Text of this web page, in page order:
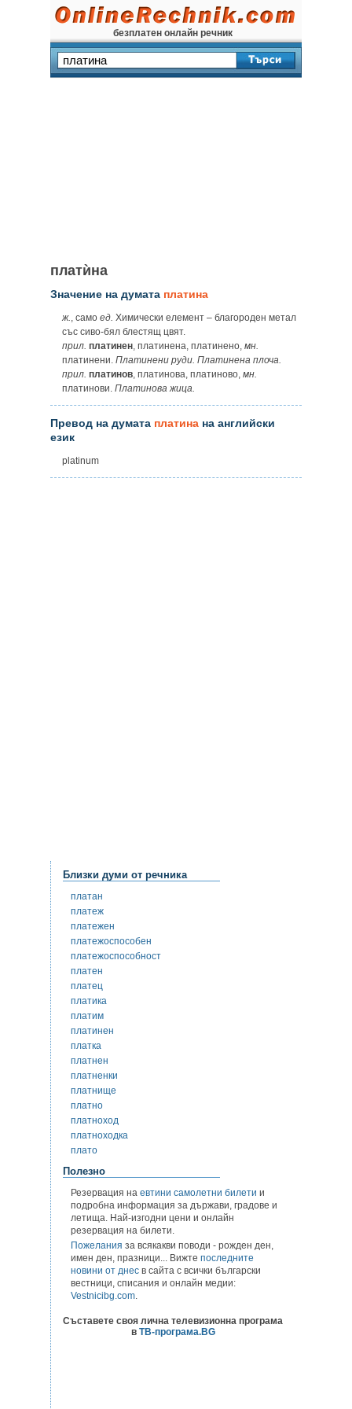
безплатен онлайн речник
платѝна
Значение на думата платина
ж., само ед. Химически елемент – благороден метал
със сиво-бял блестящ цвят.
прил. платинен, платинена, платинено, мн.
платинени. Платинени руди. Платинена плоча.
прил. платинов, платинова, платиново, мн.
платинови. Платинова жица.
Превод на думата платина на английски
език
platinum
Близки думи от речника
платан
платеж
платежен
платежоспособен
платежоспособност
платен
платец
платика
платим
платинен
платка
платнен
платненки
платнище
платно
платноход
платноходка
плато
Полезно
Резервация на евтини самолетни билети и
подробна информация за държави, градове и
летища. Най-изгодни цени и онлайн
резервация на билети.
Пожелания за всякакви поводи - рожден ден,
имен ден, празници... Вижте последните
новини от днес в сайта с всички български
вестници, списания и онлайн медии:
Vestnicibg.com.
Съставете своя лична телевизионна програма
в ТВ-програма.BG